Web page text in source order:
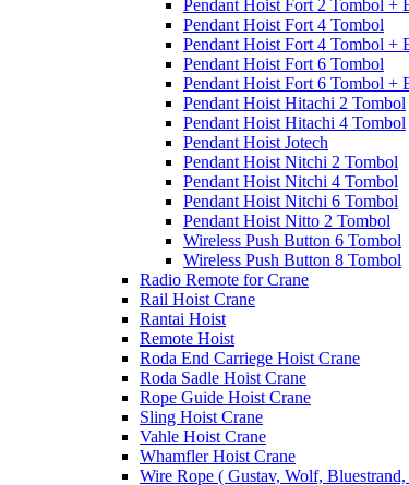
Pendant Hoist Fort 2 Tombol +
Pendant Hoist Fort 4 Tombol
Pendant Hoist Fort 4 Tombol +
Pendant Hoist Fort 6 Tombol
Pendant Hoist Fort 6 Tombol +
Pendant Hoist Hitachi 2 Tombol
Pendant Hoist Hitachi 4 Tombol
Pendant Hoist Jotech
Pendant Hoist Nitchi 2 Tombol
Pendant Hoist Nitchi 4 Tombol
Pendant Hoist Nitchi 6 Tombol
Pendant Hoist Nitto 2 Tombol
Wireless Push Button 6 Tombol
Wireless Push Button 8 Tombol
Radio Remote for Crane
Rail Hoist Crane
Rantai Hoist
Remote Hoist
Roda End Carriege Hoist Crane
Roda Sadle Hoist Crane
Rope Guide Hoist Crane
Sling Hoist Crane
Vahle Hoist Crane
Whamfler Hoist Crane
Wire Rope ( Gustav, Wolf,